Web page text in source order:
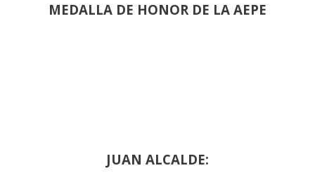
MEDALLA DE HONOR DE LA AEPE
JUAN ALCALDE: